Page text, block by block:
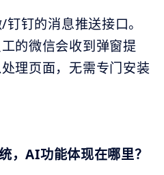
钉的消息推送接口。
的微信会收到弹窗提
理页面，无需专门安装
，AI功能体现在哪里？